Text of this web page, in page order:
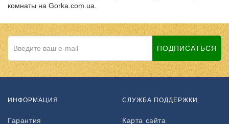
комнаты на Gorka.com.ua.
ПОДПИСАТЬСЯ
ИНФОРМАЦИЯ
Гарантия
СЛУЖБА ПОДДЕРЖКИ
Карта сайта